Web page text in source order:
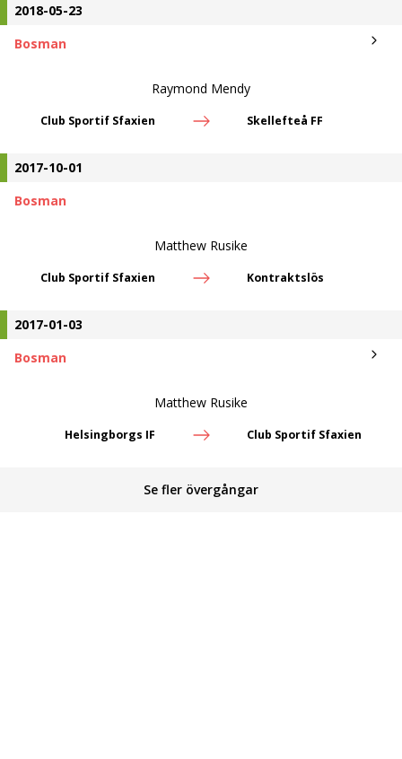
2018-05-23
Bosman
Raymond Mendy
Club Sportif Sfaxien Skellefteå FF
2017-10-01
Bosman
Matthew Rusike
Club Sportif Sfaxien Kontraktslös
2017-01-03
Bosman
Matthew Rusike
Helsingborgs IF Club Sportif Sfaxien
Se fler övergångar